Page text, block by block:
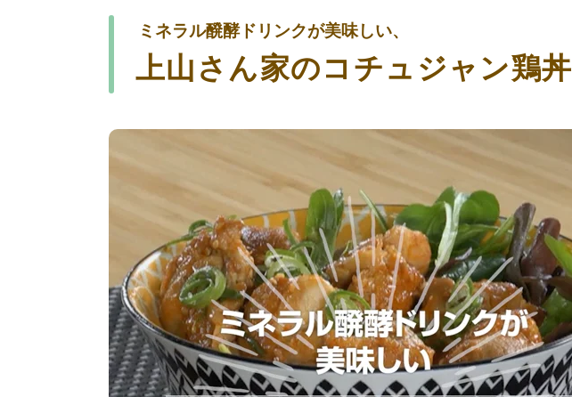
ミネラル醗酵ドリンクが美味しい、
上山さん家のコチュジャン鶏丼